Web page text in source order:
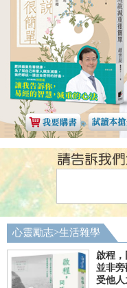
心靈勵志>生活雜學
啟程
並非
受他